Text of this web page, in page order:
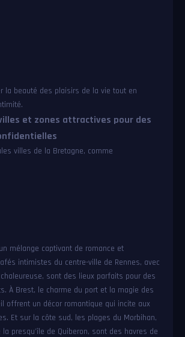
la beauté des plaisirs de la vie tout en
et zones attractives pour des
villes de la Bretagne, comme
mélange captivant de romance et
intimistes du centre-ville de Rennes, avec
sont des lieux parfaits pour des
À Brest, le charme du port et la magie des
offrent un décor romantique qui incite aux
Et sur la côte sud, les plages du Morbihan,
presqu'île de Quiberon, sont des havres de